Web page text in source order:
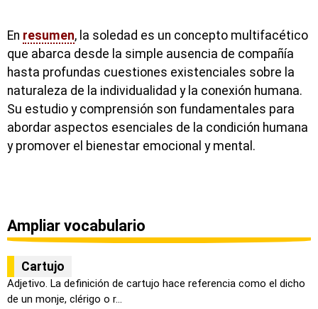
En resumen, la soledad es un concepto multifacético
que abarca desde la simple ausencia de compañía
hasta profundas cuestiones existenciales sobre la
naturaleza de la individualidad y la conexión humana.
Su estudio y comprensión son fundamentales para
abordar aspectos esenciales de la condición humana
y promover el bienestar emocional y mental.
Ampliar vocabulario
Cartujo
Adjetivo. La definición de cartujo hace referencia como el dicho
de un monje, clérigo o r...